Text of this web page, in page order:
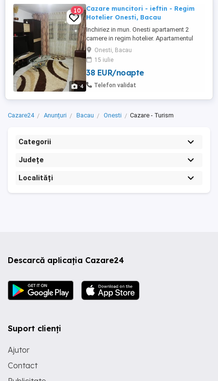
4
10
Cazare muncitori - ieftin - Regim
Hotelier Onesti, Bacau
Inchiriez in mun. Onesti apartament 2
camere in regim hotelier. Apartamentul
este proaspat renovat, utilat, mobilat, tv
smart in camere si bucatarie, internet,
cablu tv, masina de spalat, microunde,
espresor, fier de călcat, etc. Pretul este de
200 ei pe zi - 2- 3 persoane.
Onesti, Bacau
15 iulie
38 EUR/noapte
Telefon validat
Cazare24 Anunțuri Bacau Onesti Cazare - Turism
Categorii
Județe
Localități
Descarcă aplicația Cazare24
Suport clienți
Ajutor
Contact